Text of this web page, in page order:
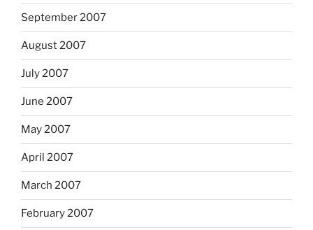
September 2007
August 2007
July 2007
June 2007
May 2007
April 2007
March 2007
February 2007